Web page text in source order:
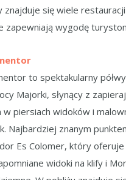
znajduje się wiele
zapewniają wygodę
to spektakularny
Majorki, słynący z
w piersiach widoków i
Najbardziej znanym
Es Colomer, który oferuje
widoki na klify i